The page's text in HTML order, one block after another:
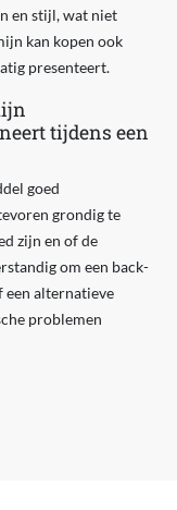
en stijl, wat niet
kan kopen ook
presenteert.
tijdens een
goed
grondig te
zijn en of de
om een back-
een alternatieve
problemen